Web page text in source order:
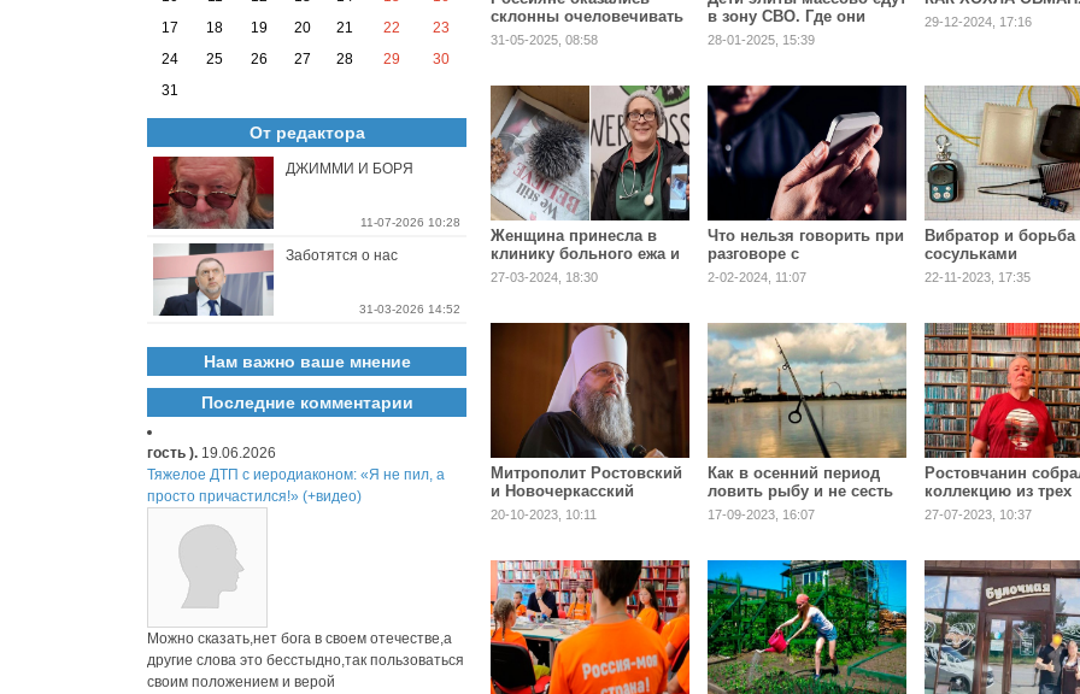
склонны очеловечивать
роботы-пылесосы
31-05-2025, 08:58
в зону СВО. Где они
служат на самом деле?
28-01-2025, 15:39
29-12-2024, 17:16
Женщина принесла в
клинику больного ежа и
заставила ветеринаров
27-03-2024, 18:30
Что нельзя говорить при
разговоре с
мошенниками?
2-02-2024, 11:07
Вибратор и борьба
сосульками
22-11-2023, 17:35
Митрополит Ростовский
и Новочеркасский
Меркурий о способах
борьбы с унынием
20-10-2023, 10:11
Как в осенний период
ловить рыбу и не сесть
в тюрьму, рассказал
ростовский рыбак
17-09-2023, 16:07
Ростовчанин
коллекцию из трех
тысяч дисков
27-07-2023, 10:37
17
18 19 20 21 22
23
24
25 26 27 28 29
30
31
От редактора
ДЖИММИ И БОРЯ
11-07-2026 10:28
Заботятся о нас
31-03-2026 14:52
Нам важно ваше мнение
Последние комментарии
гость ). 19.06.2026
Тяжелое ДТП с иеродиаконом: «Я не пил, а
просто причастился!» (+видео)
Можно сказать,нет бога в своем отечестве,а
другие слова это бесстыдно,так пользоваться
своим положением и верой